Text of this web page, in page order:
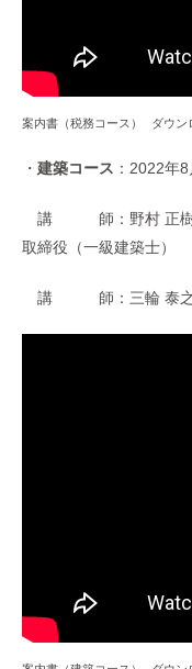
案内書（税務コース） ダウン
・ 建築コース ：2022年
講 師：野村 正樹／
取締役（一級建築士）
講 師：三輪 泰之／